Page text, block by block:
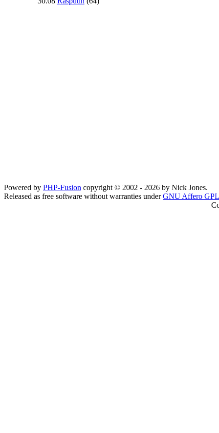
Powered by PHP-Fusion copyright © 2002 - 2026 by Nick Jones.
Released as free software without warranties underGNU Affero GPL